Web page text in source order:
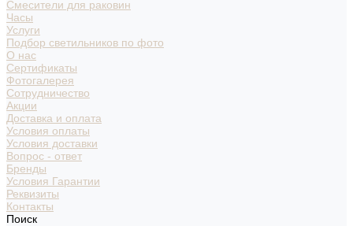
Смесители для раковин
Часы
Услуги
Подбор светильников по фото
О нас
Сертификаты
Фотогалерея
Сотрудничество
Акции
Доставка и оплата
Условия оплаты
Условия доставки
Вопрос - ответ
Бренды
Условия Гарантии
Реквизиты
Контакты
Поиск